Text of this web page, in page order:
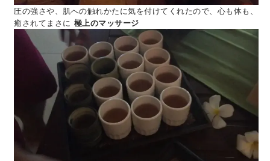
圧の強さや、肌への触れかたに気を付けてくれたので、心も体も、
癒されてまさに 極上のマッサージ